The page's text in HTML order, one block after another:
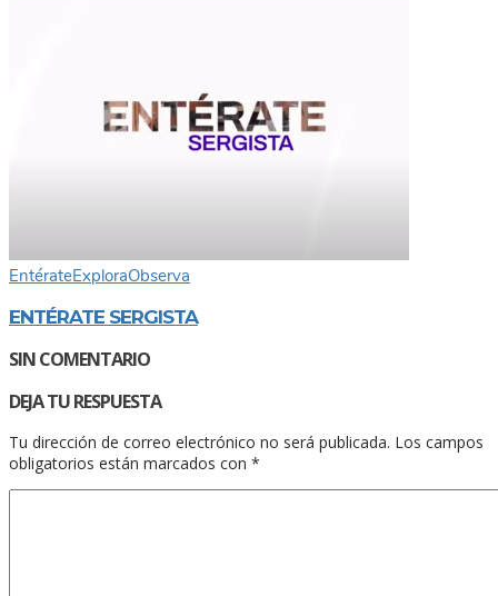
EntérateExploraObserva
ENTÉRATE SERGISTA
SIN COMENTARIO
DEJA TU RESPUESTA
Tu dirección de correo electrónico no será publicada. Los campos
obligatorios están marcados con *